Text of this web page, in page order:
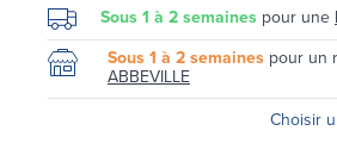
Sous 1 à 2 semaines pour une
Sous 1 à 2 semaines pour un
ABBEVILLE
Choisir